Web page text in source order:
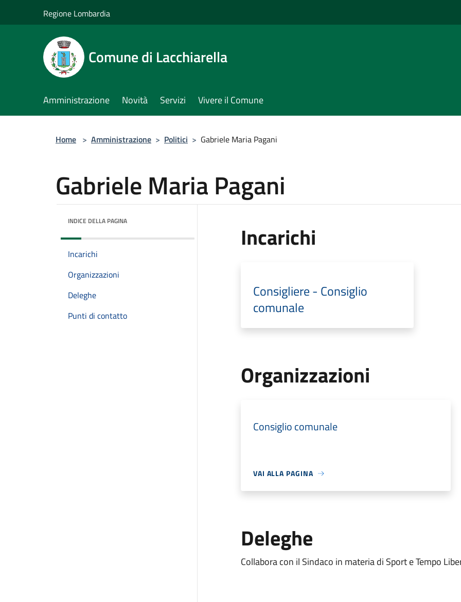
Regione Lombardia
Comune di Lacchiarella
Amministrazione Novità Servizi Vivere il Comune
Home > Amministrazione > Politici > Gabriele Maria Pagani
Gabriele Maria Pagani
INDICE DELLA PAGINA
Incarichi
Organizzazioni
Deleghe
Punti di contatto
Incarichi
Consigliere - Consiglio
comunale
Organizzazioni
Consiglio comunale
VAI ALLA PAGINA
Deleghe
Collabora con il Sindaco in materia di Sport e Tempo